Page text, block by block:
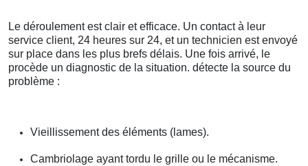
Le déroulement est clair et efficace. Un contact à leur
service client, 24 heures sur 24, et un technicien est envoyé
sur place dans les plus brefs délais. Une fois arrivé, le
procède un diagnostic de la situation. détecte la source du
problème :
Vieillissement des éléments (lames).
Cambriolage ayant tordu le grille ou le mécanisme.